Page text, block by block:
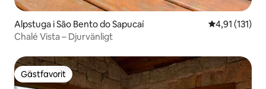
Alpstuga i São Bento do Sapucaí 4,91 av 5 i
4,91 (131)
Chalé Vista – Djurvänligt
Gästfavorit
Gästfavorit